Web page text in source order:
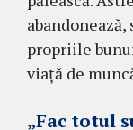
propriile
viață de
„Fac totul